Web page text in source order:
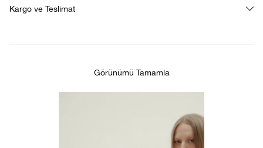
Kargo ve Teslimat
Görünümü Tamamla